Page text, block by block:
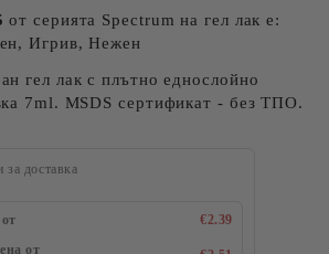
от серията Spectrum на гел лак е:
Игрив, Нежен
гел лак с плътно еднослойно
7ml. MSDS сертификат - без ТПО.
доставка
€2.39
от